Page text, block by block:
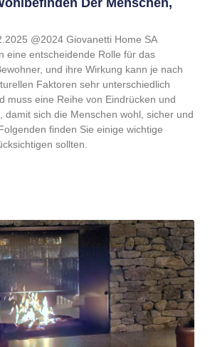
Der Menschen,
@2024 Giovanetti Home SA
eine entscheidende Rolle für das
und ihre Wirkung kann je nach
Faktoren sehr unterschiedlich
muss eine Reihe von Eindrücken und
damit sich die Menschen wohl, sicher und
finden Sie einige wichtige
sollten.